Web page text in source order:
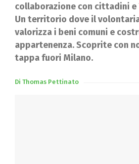
collaborazione con cittadini e
Un territorio dove il
valorizza i beni comuni e
appartenenza. Scoprite con
tappa fuori Milano.
Di Thomas Pettinato